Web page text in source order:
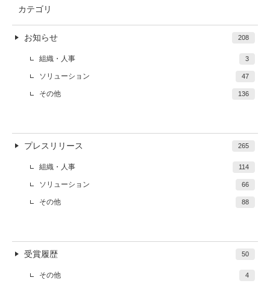
カテゴリ
お知らせ 208
組織・人事 3
ソリューション 47
その他 136
プレスリリース 265
組織・人事 114
ソリューション 66
その他 88
受賞履歴 50
その他 4